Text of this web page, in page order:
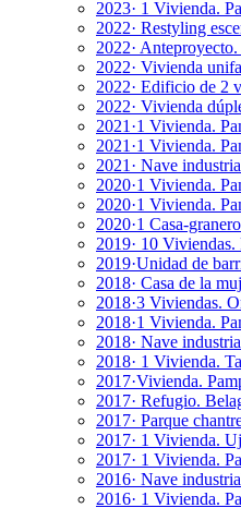
2023· 1 Vivienda.
2022· Restyling
2022·
2022· Vivienda
2022· Edificio de 2
2022· Vivienda
2021·1 Vivienda.
2021·1 Vivienda.
2021· Nave
2020·1 Vivienda.
2020·1 Vivienda.
2020·1 Casa-
2019· 10 Viviendas.
2019·Unidad de
2018· Casa de la
2018·3 Viviendas.
2018·1 Vivienda.
2018· Nave
2018· 1 Vivienda.
2017·Vivienda.
2017· Refugio.
2017· Parque
2017· 1 Vivienda.
2017· 1 Vivienda.
2016· Nave
2016· 1 Vivienda.